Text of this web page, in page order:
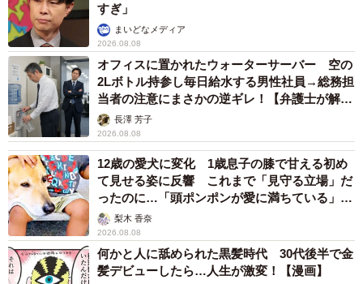
すぎ」
まいどなメディア
2026.08.08
オフィスに置かれたウォーターサーバー 空の
2Lボトル持参し毎日給水する男性社員→総務担
当者の注意にまさかの逆ギレ！【弁護士が解
説】長澤 芳子
2026.08.08
12歳の愛犬に変化 1歳息子の膝で甘える初め
て見せる姿に反響 これまで「見守る立場」だ
ったのに…「頭ポンポンが愛に満ちている」
「尊…」
梨木 香奈
2026.08.08
何かと人に舐められた黒髪時代 30代後半で金
髪デビューしたら…人生が激変！【漫画】